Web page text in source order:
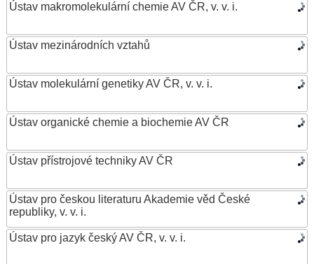
Ústav makromolekulární chemie AV ČR, v. v. i.
Ústav mezinárodních vztahů
Ústav molekulární genetiky AV ČR, v. v. i.
Ústav organické chemie a biochemie AV ČR
Ústav přístrojové techniky AV ČR
Ústav pro českou literaturu Akademie věd České
republiky, v. v. i.
Ústav pro jazyk český AV ČR, v. v. i.